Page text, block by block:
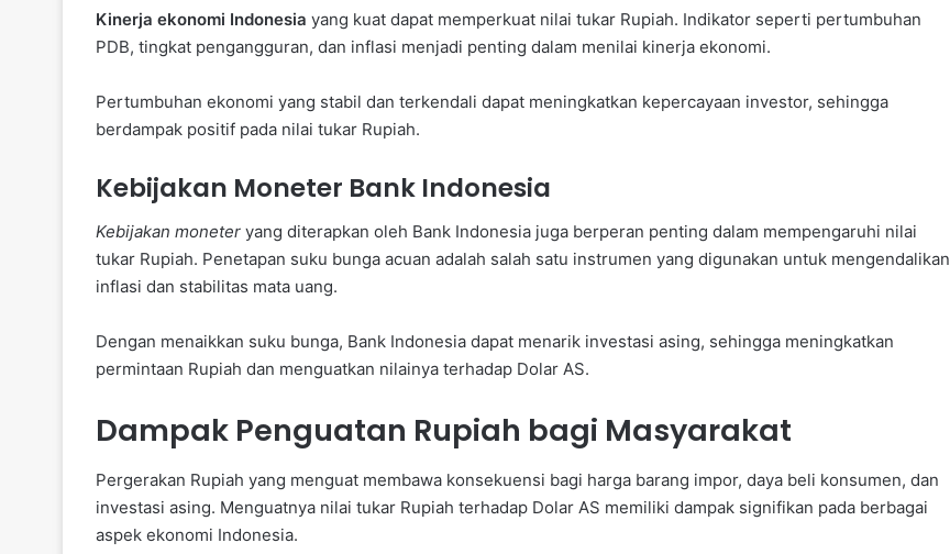
Kinerja ekonomi Indonesia yang kuat dapat memperkuat nilai tukar Rupiah. Indikator seperti pertumbuhan
PDB, tingkat pengangguran, dan inflasi menjadi penting dalam menilai kinerja ekonomi.
Pertumbuhan ekonomi yang stabil dan terkendali dapat meningkatkan kepercayaan investor, sehingga
berdampak positif pada nilai tukar Rupiah.
Kebijakan Moneter Bank Indonesia
Kebijakan moneter yang diterapkan oleh Bank Indonesia juga berperan penting dalam mempengaruhi nilai
tukar Rupiah. Penetapan suku bunga acuan adalah salah satu instrumen yang digunakan untuk mengendalikan
inflasi dan stabilitas mata uang.
Dengan menaikkan suku bunga, Bank Indonesia dapat menarik investasi asing, sehingga meningkatkan
permintaan Rupiah dan menguatkan nilainya terhadap Dolar AS.
Dampak Penguatan Rupiah bagi Masyarakat
Pergerakan Rupiah yang menguat membawa konsekuensi bagi harga barang impor, daya beli konsumen, dan
investasi asing. Menguatnya nilai tukar Rupiah terhadap Dolar AS memiliki dampak signifikan pada berbagai
aspek ekonomi Indonesia.